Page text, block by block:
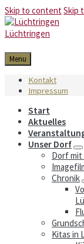
Skip to contentSkip
Lüchtringen
Menu
Kontakt
Impressum
Start
Aktuelles
Unser Dorf
Dorf mit
Chronik
Kitas in